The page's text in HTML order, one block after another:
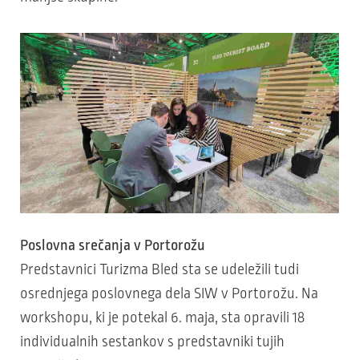
Poslovna srečanja v Portorožu
Predstavnici Turizma Bled sta se udeležili tudi
osrednjega poslovnega dela SIW v Portorožu. Na
workshopu, ki je potekal 6. maja, sta opravili 18
individualnih sestankov s predstavniki tujih